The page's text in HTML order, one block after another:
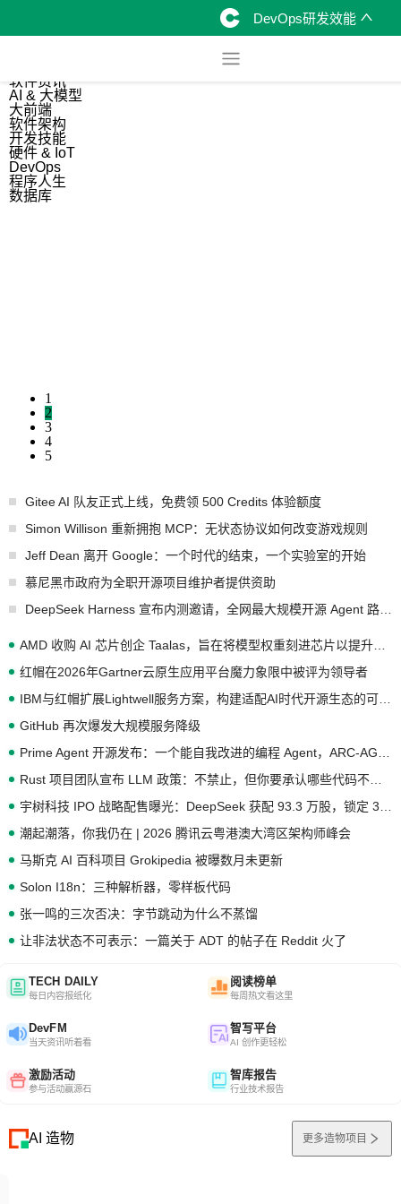
DevOps研发效能
软件资讯
AI & 大模型
大前端
软件架构
开发技能
硬件 & IoT
DevOps
程序人生
数据库
1
2
3
4
5
Gitee AI 队友正式上线，免费领 500 Credits 体验额度
Simon Willison 重新拥抱 MCP：无状态协议如何改变游戏规则
Jeff Dean 离开 Google：一个时代的结束，一个实验室的开始
慕尼黑市政府为全职开源项目维护者提供资助
红帽在2026年Gartner云原生应用平台魔力象限中被评为领导者
GitHub 再次爆发大规模服务降级
潮起潮落，你我仍在 | 2026 腾讯云粤港澳大湾区架构师峰会
马斯克 AI 百科项目 Grokipedia 被曝数月未更新
Solon I18n：三种解析器，零样板代码
张一鸣的三次否决：字节跳动为什么不蒸馏
让非法状态不可表示：一篇关于 ADT 的帖子在 Reddit 火了
TECH DAILY
每日内容报纸化
阅读榜单
每周热文看这里
DevFM
当天资讯听着看
智写平台
AI 创作更轻松
激励活动
参与活动赢源石
智库报告
行业技术报告
AI 造物 更多造物项目